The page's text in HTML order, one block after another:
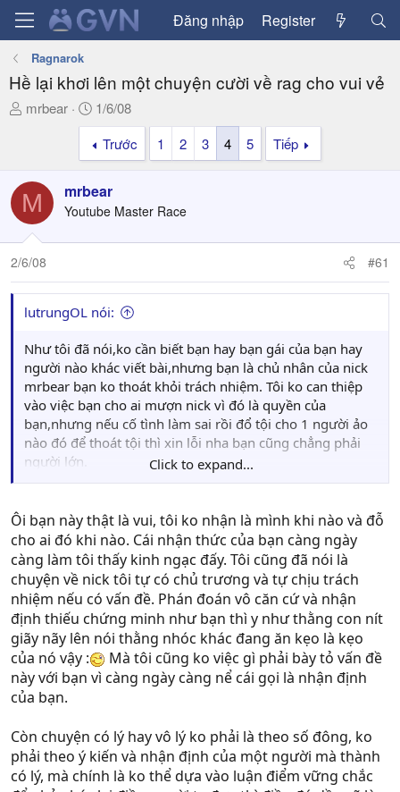
Đăng nhập Register
Ragnarok
Hề lại khơi lên một chuyện cười về rag cho vui vẻ
T
a
d
s
t
a
t
e
mrbear
N
g
à
y
ử
i
1/6/08
Trước
1 2 3 4 5 Tiếp
M mrbear
Youtube Master Race
2/6/08 #61
lutrungOL nói:
Như tôi đã nói,ko cần biết bạn hay bạn gái của bạn hay
người nào khác viết bài,nhưng bạn là chủ nhân của nick
mrbear bạn ko thoát khỏi trách nhiệm. Tôi ko can thiệp
vào việc bạn cho ai mượn nick vì đó là quyền của
bạn,nhưng nếu cố tình làm sai rồi đổ tội cho 1 người ảo
nào đó để thoát tội thì xin lỗi nha bạn cũng chẳng phải
người lớn.
thì Bình ko tham gia nữa, Bình ko chịu nổi cái vô lý ở
topic này. Mặc dù có lý,nhưng nó đã trở thành vô lý mất
rồi.
Click to expand...
Ôi bạn này thật là vui, tôi ko nhận là mình khi nào và đỗ
cho ai đó khi nào. Cái nhận thức của bạn càng ngày
càng làm tôi thấy kinh ngạc đấy. Tôi cũng đã nói là
chuyện về nick tôi tự có chủ trương và tự chịu trách
nhiệm nếu có vấn đề. Phán đoán vô căn cứ và nhận
định thiếu chứng minh như bạn thì y như thằng con nít
giãy nãy lên nói thằng nhóc khác đang ăn kẹo là kẹo
của nó vậy :
Mà tôi cũng ko việc gì phải bày tỏ vấn đề
này với bạn vì càng ngày càng nể cái gọi là nhận định
của bạn.
Còn chuyện có lý hay vô lý ko phải là theo số đông, ko
phải theo ý kiến và nhận định của một người mà thành
có lý, mà chính là ko thể dựa vào luận điểm vững chắc